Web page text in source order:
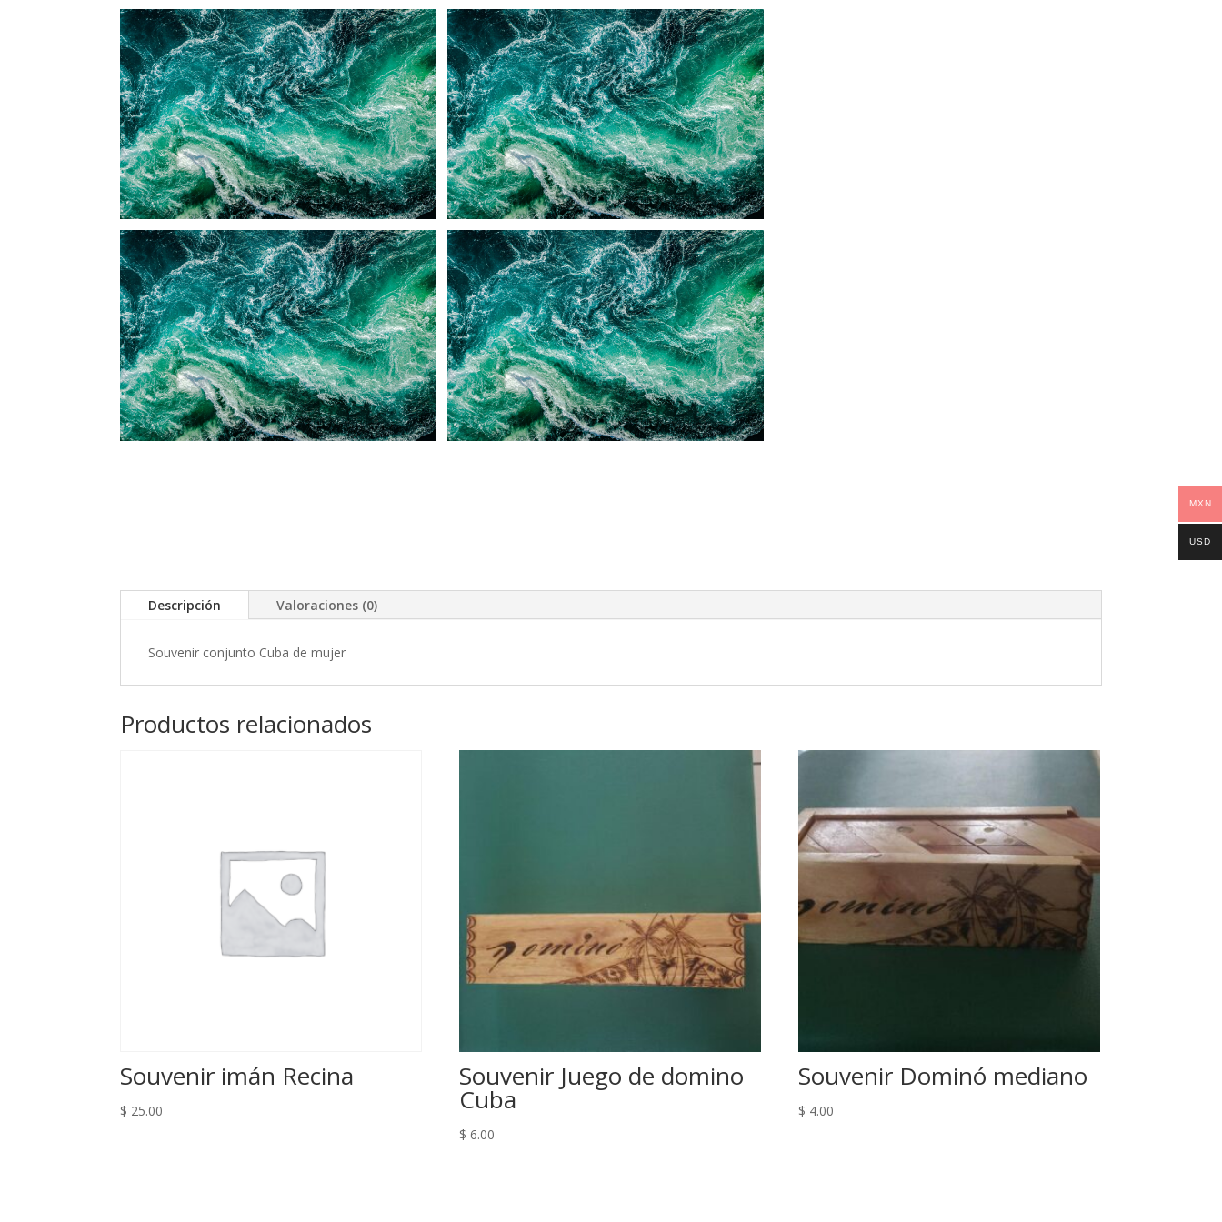
Descripción Valoraciones (0)
Souvenir conjunto Cuba de mujer
Productos relacionados
Souvenir imán Recina
$ 25.00
Souvenir Juego de domino
Cuba
$ 6.00
Souvenir Dominó mediano
$ 4.00
MXN
USD